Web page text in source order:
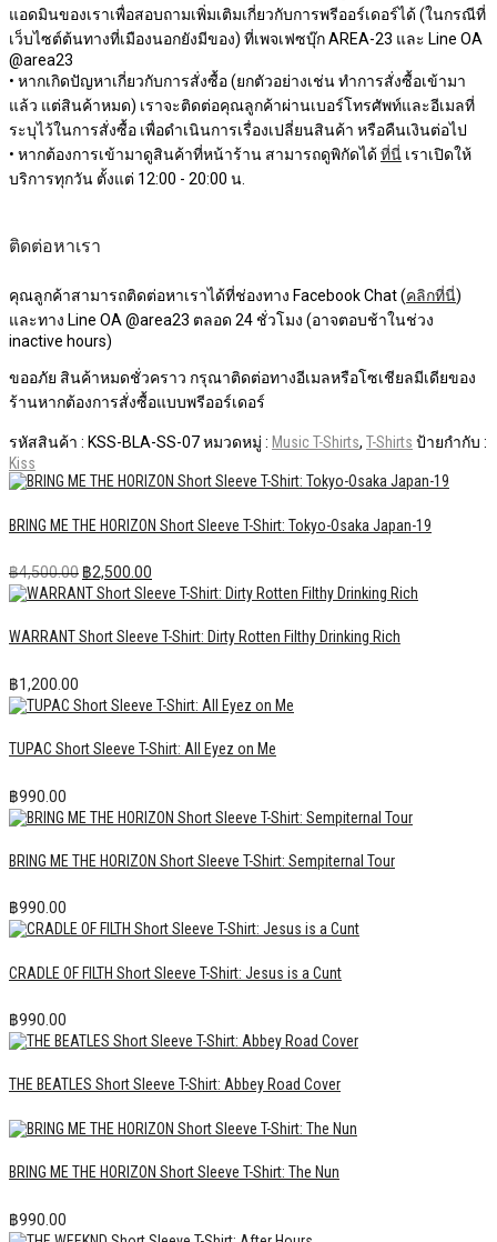
แอดมินของเราเพื่อสอบถามเพิ่มเติมเกี่ยวกับการพรีออร์เดอร์ได้ (ในกรณีที่
เว็บไซต์ต้นทางที่เมืองนอกยังมีของ) ที่เพจเฟซบุ๊ก AREA-23 และ Line OA
@area23
• หากเกิดปัญหาเกี่ยวกับการสั่งซื้อ (ยกตัวอย่างเช่น ทำการสั่งซื้อเข้ามา
แล้ว แต่สินค้าหมด) เราจะติดต่อคุณลูกค้าผ่านเบอร์โทรศัพท์และอีเมลที่
ระบุไว้ในการสั่งซื้อ เพื่อดำเนินการเรื่องเปลี่ยนสินค้า หรือคืนเงินต่อไป
• หากต้องการเข้ามาดูสินค้าที่หน้าร้าน สามารถดูพิกัดได้ ที่นี่ เราเปิดให้
บริการทุกวัน ตั้งแต่ 12:00 - 20:00 น.
ติดต่อหาเรา
คุณลูกค้าสามารถติดต่อหาเราได้ที่ช่องทาง Facebook Chat (คลิกที่นี่)
และทาง Line OA @area23 ตลอด 24 ชั่วโมง (อาจตอบช้าในช่วง
inactive hours)
ขออภัย สินค้าหมดชั่วคราว กรุณาติดต่อทางอีเมลหรือโซเชียลมีเดียของ
ร้านหากต้องการสั่งซื้อแบบพรีออร์เดอร์
รหัสสินค้า : KSS-BLA-SS-07หมวดหมู่ : Music T-Shirts, T-Shirts ป้ายกำกับ :
Kiss
BRING ME THE HORIZON Short Sleeve T-Shirt: Tokyo-Osaka Japan-19
฿4,500.00 Original
price
was:
฿2,500.00
price
is:
WARRANT Short Sleeve T-Shirt: Dirty Rotten Filthy Drinking Rich
฿1,200.00
TUPAC Short Sleeve T-Shirt: All Eyez on Me
฿990.00
BRING ME THE HORIZON Short Sleeve T-Shirt: Sempiternal Tour
฿990.00
CRADLE OF FILTH Short Sleeve T-Shirt: Jesus is a Cunt
฿990.00
THE BEATLES Short Sleeve T-Shirt: Abbey Road Cover
BRING ME THE HORIZON Short Sleeve T-Shirt: The Nun
฿990.00